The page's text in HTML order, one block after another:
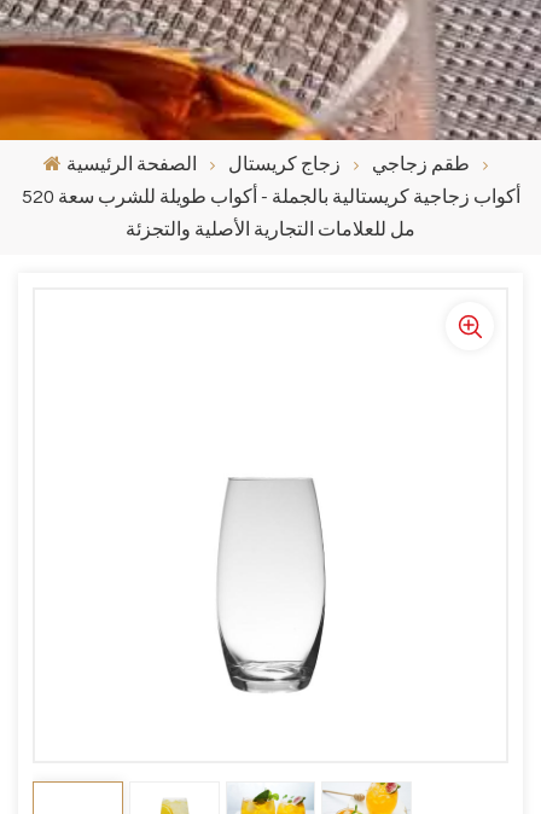
الصفحة الرئيسية زجاج كريستال
طقم زجاجي
أكواب زجاجية كريستالية بالجملة - أكواب طويلة للشرب سعة 520
مل للعلامات التجارية الأصلية والتجزئة